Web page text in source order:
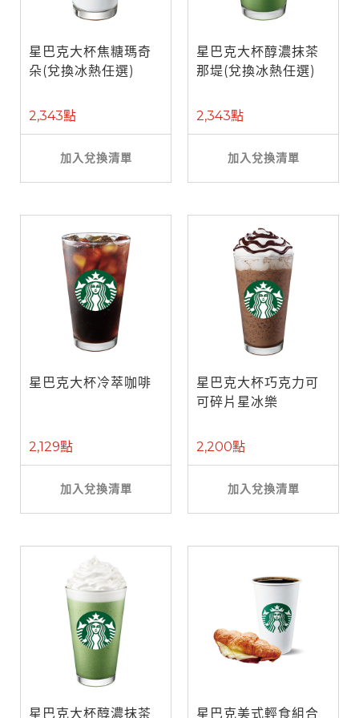
星巴克大杯焦糖瑪奇
朵(兌換冰熱任選)
2,343點
加入兌換清單
星巴克大杯醇濃抹茶
那堤(兌換冰熱任選)
2,343點
加入兌換清單
星巴克大杯冷萃咖啡
2,129點
加入兌換清單
星巴克大杯巧克力可
可碎片星冰樂
2,200點
加入兌換清單
星巴克大杯醇濃抹茶 星巴克美式輕食組合